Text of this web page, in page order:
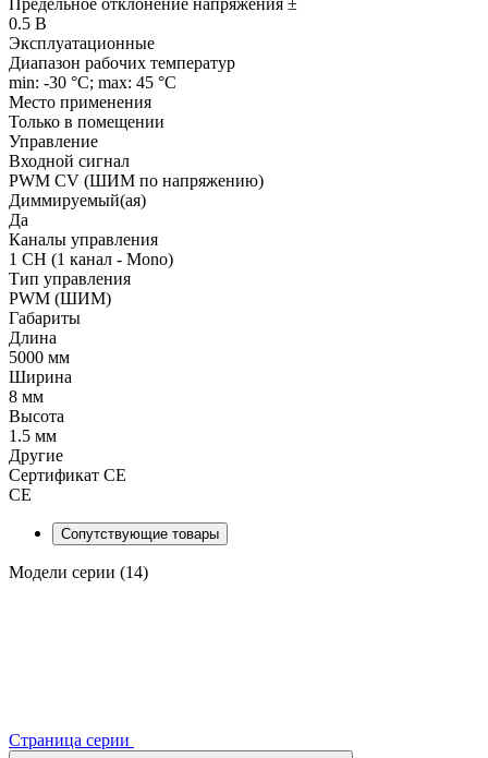
0.5 В
Эксплуатационные
Диапазон рабочих температур
min: -30 °C; max: 45 °C
Место применения
Только в помещении
Управление
Входной сигнал
PWM СV (ШИМ по напряжению)
Диммируемый(ая)
Да
Каналы управления
1 CH (1 канал - Mono)
Тип управления
PWM (ШИМ)
Габариты
Длина
5000 мм
Ширина
8 мм
Высота
1.5 мм
Другие
Сертификат CE
CE
Сопутствующие товары
Модели серии (14)
Страница серии